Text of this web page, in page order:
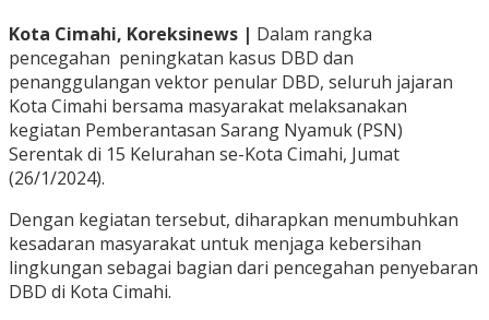
Kota Cimahi, Koreksinews | Dalam rangka
pencegahan peningkatan kasus DBD dan
penanggulangan vektor penular DBD, seluruh jajaran
Kota Cimahi bersama masyarakat melaksanakan
kegiatan Pemberantasan Sarang Nyamuk (PSN)
Serentak di 15 Kelurahan se-Kota Cimahi, Jumat
(26/1/2024).
Dengan kegiatan tersebut, diharapkan menumbuhkan
kesadaran masyarakat untuk menjaga kebersihan
lingkungan sebagai bagian dari pencegahan penyebaran
DBD di Kota Cimahi.